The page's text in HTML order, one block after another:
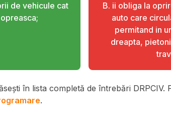
de vehicule cat
B. ii obliga la
auto care
permitand in
dreapta,
în lista completă de întrebări
.